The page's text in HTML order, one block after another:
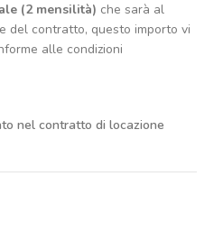
(2 mensilità) che sarà al
del contratto, questo importo vi
alle condizioni
nel contratto di locazione